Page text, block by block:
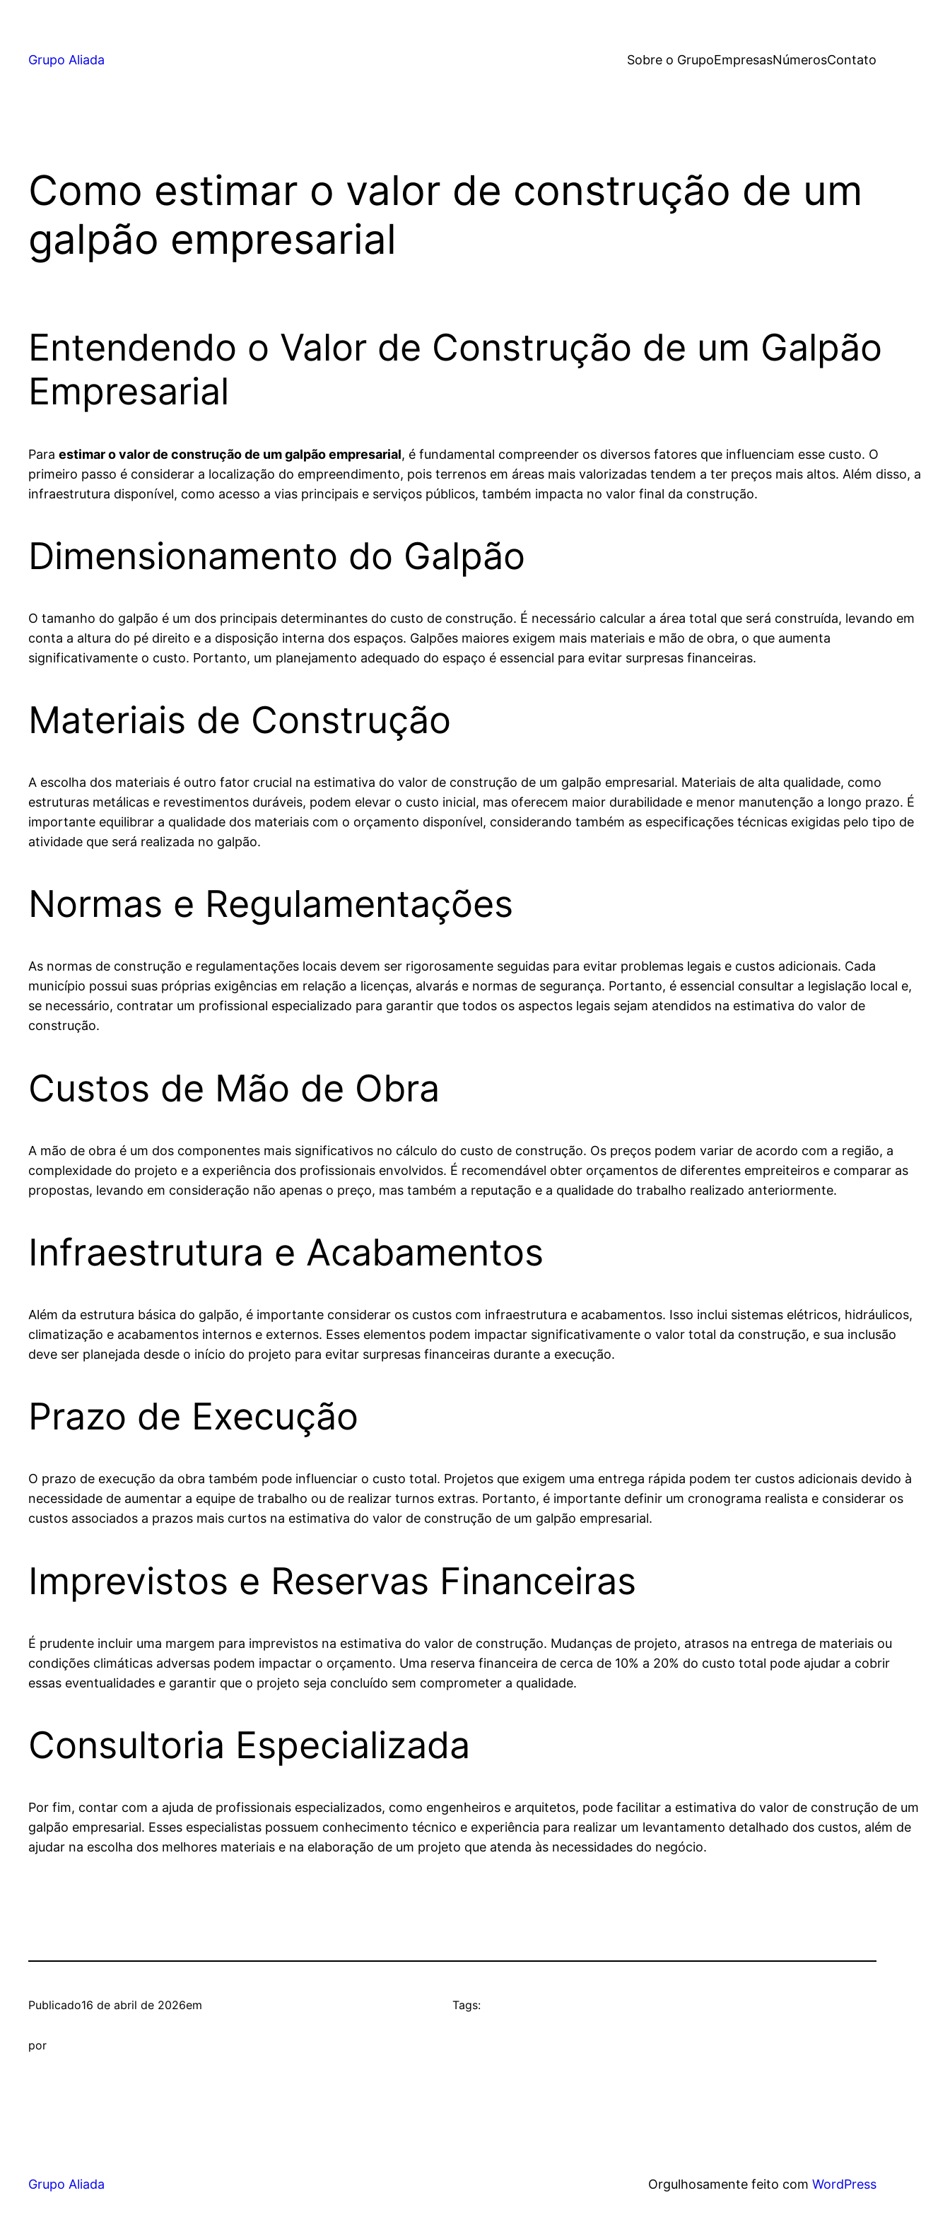
Grupo Aliada Sobre o GrupoEmpresasNúmerosContato
Como estimar o valor de construção de um
galpão empresarial
Entendendo o Valor de Construção de um Galpão
Empresarial
Para estimar o valor de construção de um galpão empresarial, é fundamental compreender os diversos fatores que influenciam esse custo. O
primeiro passo é considerar a localização do empreendimento, pois terrenos em áreas mais valorizadas tendem a ter preços mais altos. Além disso, a
infraestrutura disponível, como acesso a vias principais e serviços públicos, também impacta no valor final da construção.
Dimensionamento do Galpão
O tamanho do galpão é um dos principais determinantes do custo de construção. É necessário calcular a área total que será construída, levando em
conta a altura do pé direito e a disposição interna dos espaços. Galpões maiores exigem mais materiais e mão de obra, o que aumenta
significativamente o custo. Portanto, um planejamento adequado do espaço é essencial para evitar surpresas financeiras.
Materiais de Construção
A escolha dos materiais é outro fator crucial na estimativa do valor de construção de um galpão empresarial. Materiais de alta qualidade, como
estruturas metálicas e revestimentos duráveis, podem elevar o custo inicial, mas oferecem maior durabilidade e menor manutenção a longo prazo. É
importante equilibrar a qualidade dos materiais com o orçamento disponível, considerando também as especificações técnicas exigidas pelo tipo de
atividade que será realizada no galpão.
Normas e Regulamentações
As normas de construção e regulamentações locais devem ser rigorosamente seguidas para evitar problemas legais e custos adicionais. Cada
município possui suas próprias exigências em relação a licenças, alvarás e normas de segurança. Portanto, é essencial consultar a legislação local e,
se necessário, contratar um profissional especializado para garantir que todos os aspectos legais sejam atendidos na estimativa do valor de
construção.
Custos de Mão de Obra
A mão de obra é um dos componentes mais significativos no cálculo do custo de construção. Os preços podem variar de acordo com a região, a
complexidade do projeto e a experiência dos profissionais envolvidos. É recomendável obter orçamentos de diferentes empreiteiros e comparar as
propostas, levando em consideração não apenas o preço, mas também a reputação e a qualidade do trabalho realizado anteriormente.
Infraestrutura e Acabamentos
Além da estrutura básica do galpão, é importante considerar os custos com infraestrutura e acabamentos. Isso inclui sistemas elétricos, hidráulicos,
climatização e acabamentos internos e externos. Esses elementos podem impactar significativamente o valor total da construção, e sua inclusão
deve ser planejada desde o início do projeto para evitar surpresas financeiras durante a execução.
Prazo de Execução
O prazo de execução da obra também pode influenciar o custo total. Projetos que exigem uma entrega rápida podem ter custos adicionais devido à
necessidade de aumentar a equipe de trabalho ou de realizar turnos extras. Portanto, é importante definir um cronograma realista e considerar os
custos associados a prazos mais curtos na estimativa do valor de construção de um galpão empresarial.
Imprevistos e Reservas Financeiras
É prudente incluir uma margem para imprevistos na estimativa do valor de construção. Mudanças de projeto, atrasos na entrega de materiais ou
condições climáticas adversas podem impactar o orçamento. Uma reserva financeira de cerca de 10% a 20% do custo total pode ajudar a cobrir
essas eventualidades e garantir que o projeto seja concluído sem comprometer a qualidade.
Consultoria Especializada
Por fim, contar com a ajuda de profissionais especializados, como engenheiros e arquitetos, pode facilitar a estimativa do valor de construção de um
galpão empresarial. Esses especialistas possuem conhecimento técnico e experiência para realizar um levantamento detalhado dos custos, além de
ajudar na escolha dos melhores materiais e na elaboração de um projeto que atenda às necessidades do negócio.
Publicado16 de abril de 2026em
por
Tags:
Grupo Aliada Orgulhosamente feito com WordPress